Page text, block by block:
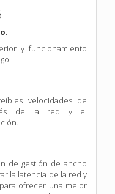
y funcionamiento
velocidades de
de la red y el
de gestión de ancho
la latencia de la red y
ofrecer una mejor